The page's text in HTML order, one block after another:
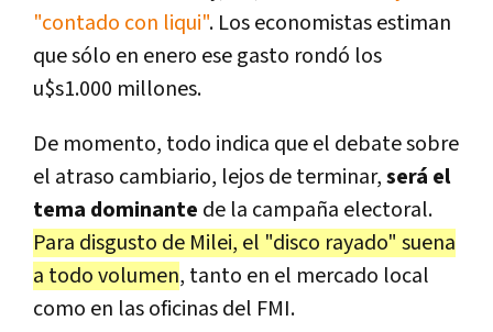
"contado con liqui". Los economistas estiman
que sólo en enero ese gasto rondó los
u$s1.000 millones.
De momento, todo indica que el debate sobre
el atraso cambiario, lejos de terminar,será el
tema dominante de la campaña electoral.
Para disgusto de Milei, el "disco rayado" suena
a todo volumen, tanto en el mercado local
como en las oficinas del FMI.